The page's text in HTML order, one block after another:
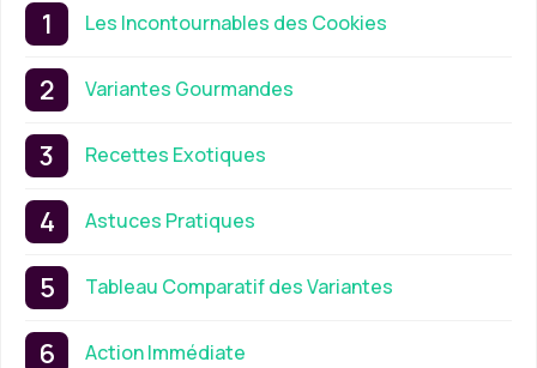
Les Incontournables des Cookies
Variantes Gourmandes
Recettes Exotiques
Astuces Pratiques
Tableau Comparatif des Variantes
Action Immédiate